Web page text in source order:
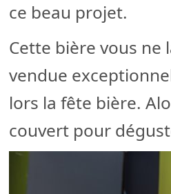
ce beau projet.
Cette bière vous ne
vendue
lors la fête bière.
couvert pour